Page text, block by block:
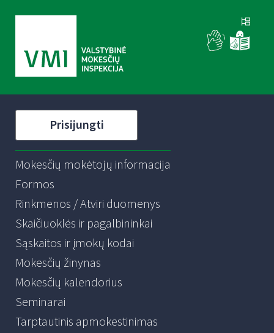
Prisijungti
Mokesčių mokėtojų informacija
Formos
Rinkmenos / Atviri duomenys
Skaičiuoklės ir pagalbininkai
Sąskaitos ir įmokų kodai
Mokesčių žinynas
Mokesčių kalendorius
Seminarai
Tarptautinis apmokestinimas